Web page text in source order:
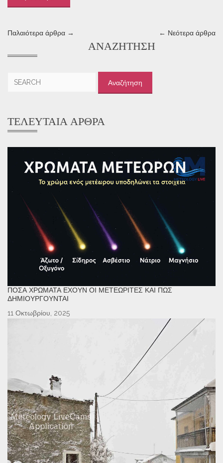
Παλαιότερα άρθρα → ← Νεότερα άρθρα
ΑΝΑΖΉΤΗΣΗ
ΤΕΛΕΥΤΑΊΑ ΆΡΘΡΑ
ΠΌΣΑ ΧΡΏΜΑΤΑ ΈΧΟΥΝ ΟΙ ΜΕΤΕΩΡΊΤΕΣ ΚΑΙ ΠΏΣ
ΔΗΜΙΟΥΡΓΟΎΝΤΑΙ
11 Οκτωβρίου, 2025